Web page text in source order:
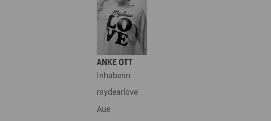
ANKE OTT
Inhaberin
mydearlove
Aue